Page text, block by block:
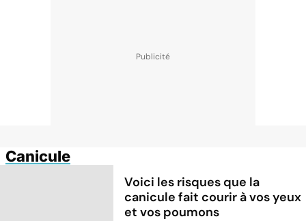
Canicule
Voici les risques que la
canicule fait courir à vos yeux
et vos poumons